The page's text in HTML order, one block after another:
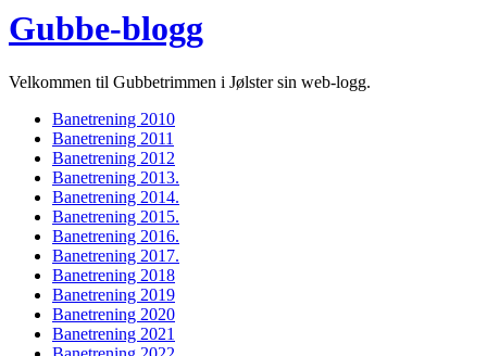
Gubbe-blogg
Velkommen til Gubbetrimmen i Jølster sin web-logg.
Banetrening 2010
Banetrening 2011
Banetrening 2012
Banetrening 2013.
Banetrening 2014.
Banetrening 2015.
Banetrening 2016.
Banetrening 2017.
Banetrening 2018
Banetrening 2019
Banetrening 2020
Banetrening 2021